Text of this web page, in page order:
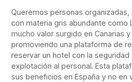
Queremos personas
con materia gris abundante como
mucho valor surgido en Canarias
promoviendo una plataforma de
reservar un hotel con la seguridad
explotación al personal. Esta
sus beneficios en España y no en